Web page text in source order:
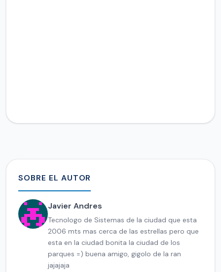
SOBRE EL AUTOR
Javier Andres
Tecnologo de Sistemas de la ciudad que esta
2006 mts mas cerca de las estrellas pero que
esta en la ciudad bonita la ciudad de los
parques =) buena amigo, gigolo de la ran
jajajaja